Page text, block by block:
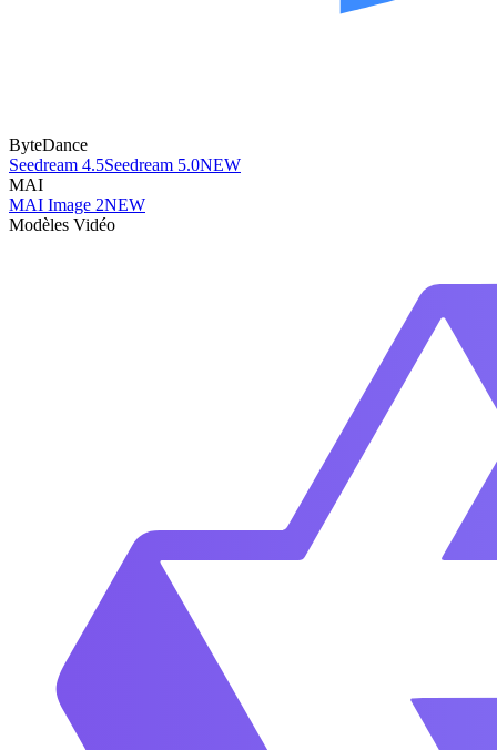
ByteDance
Seedream 4.5Seedream 5.0NEW
MAI
MAI Image 2NEW
Modèles Vidéo